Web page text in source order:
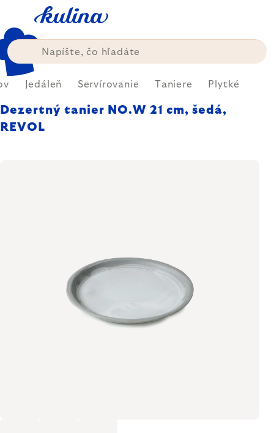
obsah
Jedáleň Servírovanie Taniere Plytké
Dezertný tanier NO.W 21 cm, šedá,
REVOL